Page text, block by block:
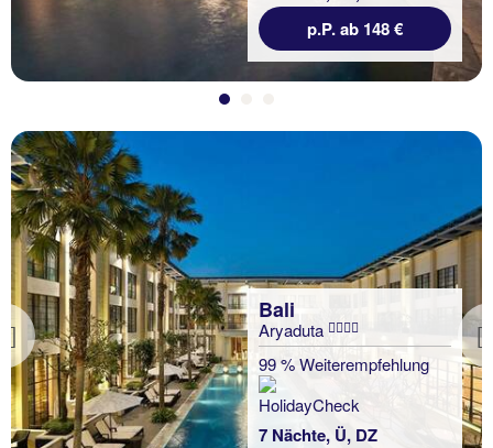
p.P. ab 148 €
Previous
Bali
Aryaduta
99 % Weiterempfehlung
7 Nächte, Ü, DZ